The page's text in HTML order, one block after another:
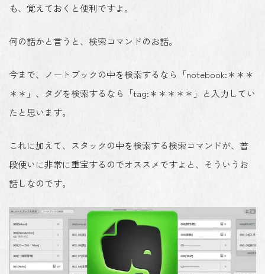
も、覚えておくと便利ですよ。
何の話かと言うと、検索コマンドのお話。
今まで、ノートブックの中を検索するなら「notebook:＊＊＊
＊＊」、タグを検索するなら「tag:＊＊＊＊＊」と入力してい
たと思います。
これに加えて、スタックの中を検索する検索コマンドが、普
段使いに非常に重宝するのでオススメですよと、そういうお
話しなのです。